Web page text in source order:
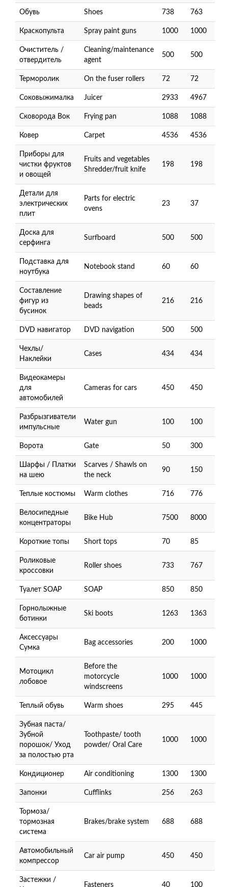
Обувь Shoes 738 763
Краскопульта Spray paint guns 1000 1000
Очиститель /
отвердитель
Cleaning/maintenance
agent
500 500
Терморолик On the fuser rollers 72 72
Соковыжималка Juicer 2933 4967
Сковорода Вок Frying pan 1088 1088
Ковер Carpet 4536 4536
Приборы для
чистки фруктов
и овощей
Fruits and vegetables
Shredder/fruit knife
198 198
Детали для
электрических
плит
Parts for electric
ovens
23 37
Доска для
серфинга
Surfboard 500 500
Подставка для
ноутбука
Notebook stand 60 60
Составление
фигур из
бусинок
Drawing shapes of
beads
216 216
DVD навигатор DVD navigation 500 500
Чехлы/
Наклейки
Cases 434 434
Видеокамеры
для
автомобилей
Cameras for cars 450 450
Разбрызгиватели
импульсные
Water gun 100 100
Ворота Gate 50 300
Шарфы / Платки
на шею
Scarves / Shawls on
the neck
90 150
Теплые костюмы Warm clothes 716 776
Велосипедные
концентраторы
Bike Hub 7500 8000
Короткие топы Short tops 70 85
Роликовые
кроссовки
Roller shoes 733 767
Туалет SOAP SOAP 850 850
Горнолыжные
ботинки
Ski boots 1263 1363
Аксессуары
Сумка
Bag accessories 200 1000
Мотоцикл
лобовое
Before the
motorcycle
windscreens
1000 1000
Теплый обувь Warm shoes 295 445
Зубная паста/
Зубной
порошок/ Уход
за полостью рта
Toothpaste/ tooth
powder/ Oral Care
1000 1000
Кондиционер Air conditioning 1300 1300
Запонки Cufflinks 256 263
Тормоза/
тормозная
система
Brakes/brake system 688 688
Автомобильный
компрессор
Car air pump 450 450
Застежки /
Fasteners 40 100